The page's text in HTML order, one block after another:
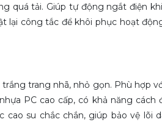
quá tải. Giúp tự động ngắt điện
lại công tắc để khôi phục hoạt
trang nhã, nhỏ gọn. Phù hợp
PC cao cấp, có khả năng
cao su chắc chắn, giúp bảo vệ lõi